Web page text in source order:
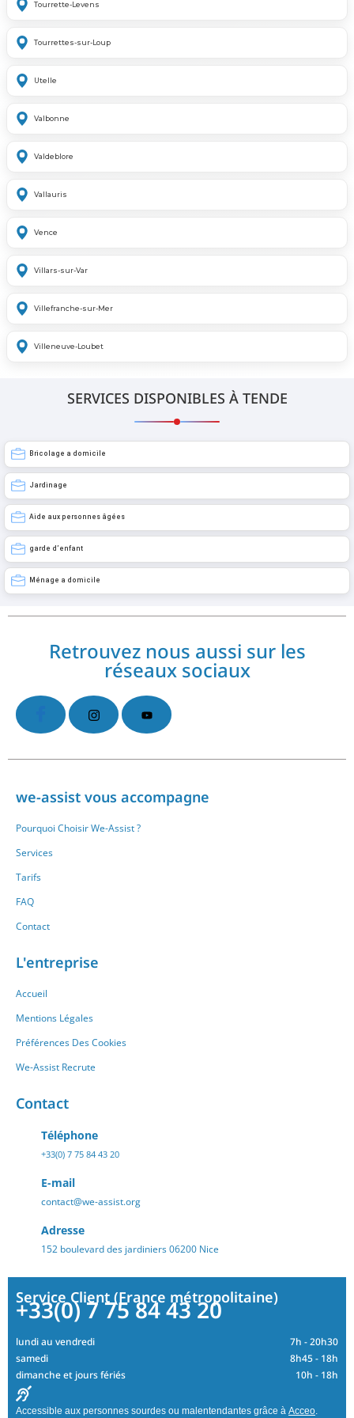
Tourrette-Levens
Tourrettes-sur-Loup
Utelle
Valbonne
Valdeblore
Vallauris
Vence
Villars-sur-Var
Villefranche-sur-Mer
Villeneuve-Loubet
SERVICES DISPONIBLES À TENDE
Bricolage a domicile
Jardinage
Aide aux personnes âgées
garde d’enfant
Ménage a domicile
Retrouvez nous aussi sur les
réseaux sociaux
we-assist vous accompagne
Pourquoi Choisir We-Assist ?
Services
Tarifs
FAQ
Contact
L'entreprise
Accueil
Mentions Légales
Préférences Des Cookies
We-Assist Recrute
Contact
Téléphone
+33(0) 7 75 84 43 20
E-mail
contact@we-assist.org
Adresse
152 boulevard des jardiniers 06200 Nice
Service Client (France métropolitaine)
+33(0) 7 75 84 43 20
lundi au vendredi
7h - 20h30
samedi
8h45 - 18h
dimanche et jours fériés
10h - 18h
Accessible aux personnes sourdes ou malentendantes grâce à Acceo.